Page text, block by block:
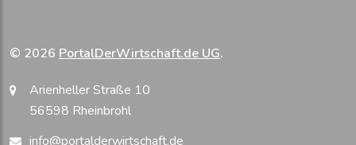
© 2026 PortalDerWirtschaft.de UG.
Arienheller Straße 10
56598 Rheinbrohl
info@portalderwirtschaft.de